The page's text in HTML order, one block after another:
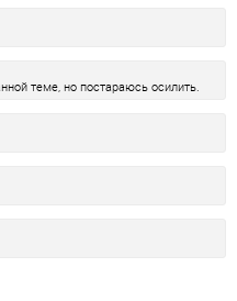
теме, но постараюсь осилить.